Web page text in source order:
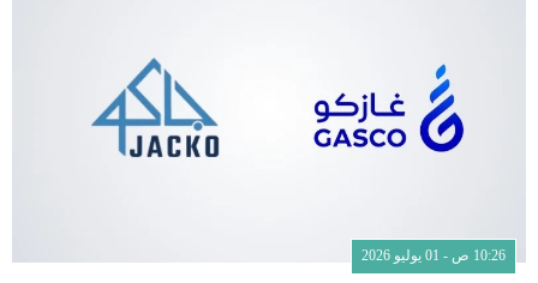
10:26 ص - 01 يوليو 2026